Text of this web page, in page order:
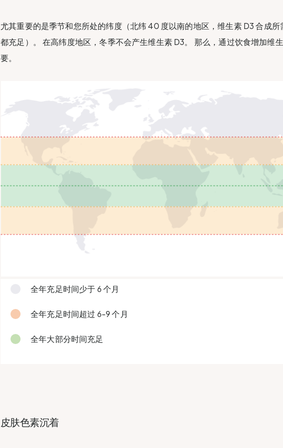
尤其重要的是季节和您所处的纬度（北纬 40 度以南的地区，维生素 D3 合成
都充足）。 在高纬度地区，冬季不会产生维生素 D3。 那么，通过饮食增加维
要。
全年充足时间少于 6 个月
全年充足时间超过 6-9 个月
全年大部分时间充足
皮肤色素沉着